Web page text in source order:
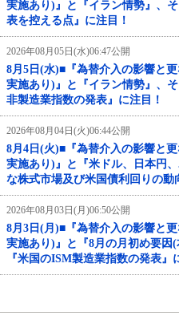
実施あり)』と『イラン情勢』、
表を控える点』に注目！
2026年08月05日(水)06:47公開
8月5日(水)■『為替介入の影響と
実施あり)』と『イラン情勢』、
非製造業指数の発表』に注目！
2026年08月04日(火)06:44公開
8月4日(火)■『為替介入の影響と
実施あり)』と『米ドル、日本円
な株式市場及び米国債利回りの動
2026年08月03日(月)06:50公開
8月3日(月)■『為替介入の影響と
実施あり)』と『8月の月初め要因
『米国のISM製造業指数の発表』